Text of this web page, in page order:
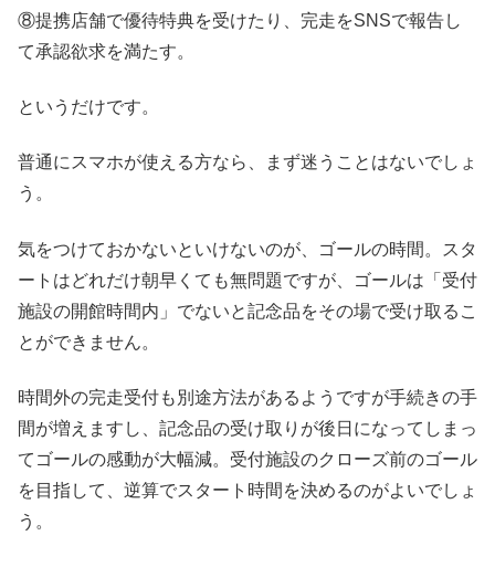
⑧提携店舗で優待特典を受けたり、完走をSNSで報告し
て承認欲求を満たす。
というだけです。
普通にスマホが使える方なら、まず迷うことはないでしょ
う。
気をつけておかないといけないのが、ゴールの時間。スタ
ートはどれだけ朝早くても無問題ですが、ゴールは「受付
施設の開館時間内」でないと記念品をその場で受け取るこ
とができません。
時間外の完走受付も別途方法があるようですが手続きの手
間が増えますし、記念品の受け取りが後日になってしまっ
てゴールの感動が大幅減。受付施設のクローズ前のゴール
を目指して、逆算でスタート時間を決めるのがよいでしょ
う。